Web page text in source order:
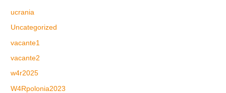
ucrania
Uncategorized
vacante1
vacante2
w4r2025
W4Rpolonia2023